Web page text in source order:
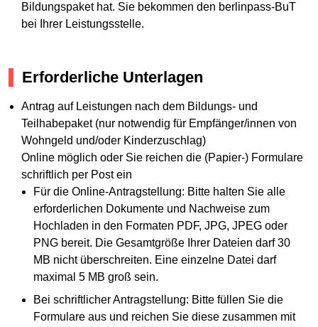
Bildungspaket hat. Sie bekommen den berlinpass-BuT
bei Ihrer Leistungsstelle.
Erforderliche Unterlagen
Antrag auf Leistungen nach dem Bildungs- und
Teilhabepaket (nur notwendig für Empfänger/innen von
Wohngeld und/oder Kinderzuschlag)
Online möglich oder Sie reichen die (Papier-) Formulare
schriftlich per Post ein
Für die Online-Antragstellung: Bitte halten Sie alle
erforderlichen Dokumente und Nachweise zum
Hochladen in den Formaten PDF, JPG, JPEG oder
PNG bereit. Die Gesamtgröße Ihrer Dateien darf 30
MB nicht überschreiten. Eine einzelne Datei darf
maximal 5 MB groß sein.
Bei schriftlicher Antragstellung: Bitte füllen Sie die
Formulare aus und reichen Sie diese zusammen mit